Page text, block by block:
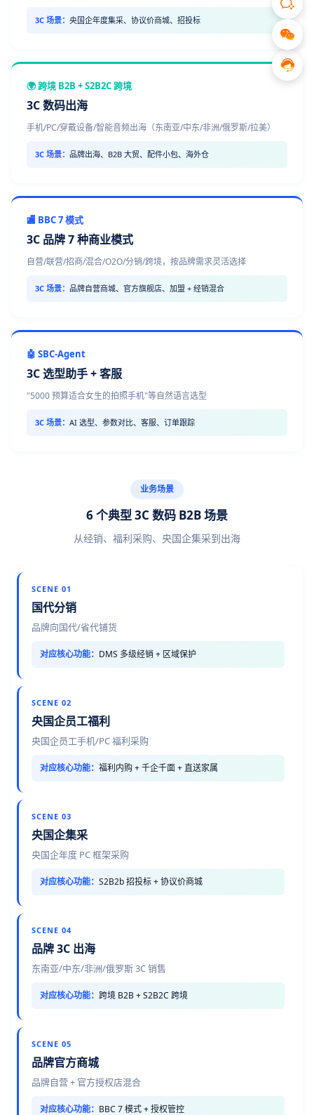
3C 场景： 央国企年度集采、协议价商城、招投标
🌍 跨境 B2B + S2B2C 跨境
3C 数码出海
手机/PC/穿戴设备/智能音频出海（东南亚/中东/非洲/俄罗斯/拉美）
3C 场景： 品牌出海、B2B 大贸、配件小包、海外仓
🏬 BBC 7 模式
3C 品牌 7 种商业模式
自营/联营/招商/混合/O2O/分销/跨境，按品牌需求灵活选择
3C 场景： 品牌自营商城、官方旗舰店、加盟 + 经销混合
🤖 SBC-Agent
3C 选型助手 + 客服
"5000 预算适合女生的拍照手机"等自然语言选型
3C 场景： AI 选型、参数对比、客服、订单跟踪
业务场景
6 个典型 3C 数码 B2B 场景
从经销、福利采购、央国企集采到出海
SCENE 01
国代分销
品牌向国代/省代铺货
对应核心功能： DMS 多级经销 + 区域保护
SCENE 02
央国企员工福利
央国企员工手机/PC 福利采购
对应核心功能： 福利内购 + 千企千面 + 直送家属
SCENE 03
央国企集采
央国企年度 PC 框架采购
对应核心功能： S2B2b 招投标 + 协议价商城
SCENE 04
品牌 3C 出海
东南亚/中东/非洲/俄罗斯 3C 销售
对应核心功能： 跨境 B2B + S2B2C 跨境
SCENE 05
品牌官方商城
品牌自营 + 官方授权店混合
对应核心功能： BBC 7 模式 + 授权管控